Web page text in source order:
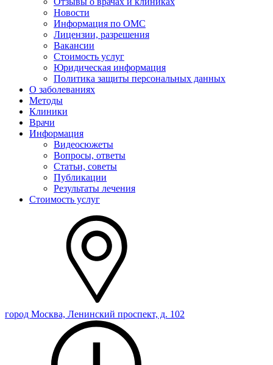
Новости
Информация по ОМС
Лицензии, разрешения
Вакансии
Стоимость услуг
Юридическая информация
Политика защиты персональных данных
О заболеваниях
Методы
Клиники
Врачи
Информация
Видеосюжеты
Вопросы, ответы
Статьи, советы
Публикации
Результаты лечения
Стоимость услуг
город Москва, Ленинский проспект, д. 102